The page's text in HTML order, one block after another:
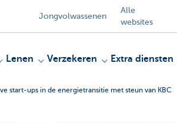
Jongvolwassenen
Alle
websites
Lenen Verzekeren Extra diensten
start-ups in de energietransitie met steun van KBC